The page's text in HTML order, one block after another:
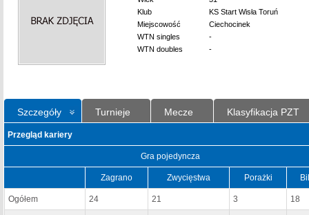
Klub
KS Start Wisła Toruń
Miejscowość
Ciechocinek
WTN singles
-
WTN doubles
-
Szczegóły Turnieje Mecze Klasyfikacja PZT
Przegląd kariery
Gra pojedyncza
Zagrano Zwycięstwa Porażki
Ogółem 24 21 3 18